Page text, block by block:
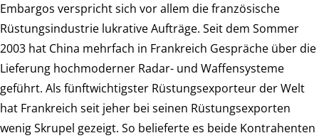
Embargos verspricht sich vor allem die französische
Rüstungsindustrie lukrative Aufträge. Seit dem Sommer
2003 hat China mehrfach in Frankreich Gespräche über die
Lieferung hochmoderner Radar- und Waffensysteme
geführt. Als fünftwichtigster Rüstungsexporteur der Welt
hat Frankreich seit jeher bei seinen Rüstungsexporten
wenig Skrupel gezeigt. So belieferte es beide Kontrahenten